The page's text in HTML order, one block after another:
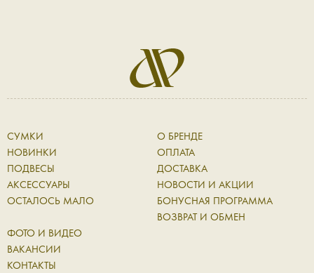
СУМКИ
НОВИНКИ
ПОДВЕСЫ
АКСЕССУАРЫ
ОСТАЛОСЬ МАЛО
О БРЕНДЕ
ОПЛАТА
ДОСТАВКА
НОВОСТИ И АКЦИИ
БОНУСНАЯ ПРОГРАММА
ВОЗВРАТ И ОБМЕН
ФОТО И ВИДЕО
ВАКАНСИИ
КОНТАКТЫ